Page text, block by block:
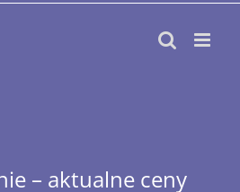
– aktualne ceny